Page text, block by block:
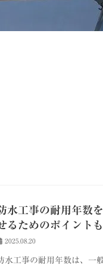
水工事の耐用年数
るためのポイント
2025.08.20
水工事の耐用年数は、一